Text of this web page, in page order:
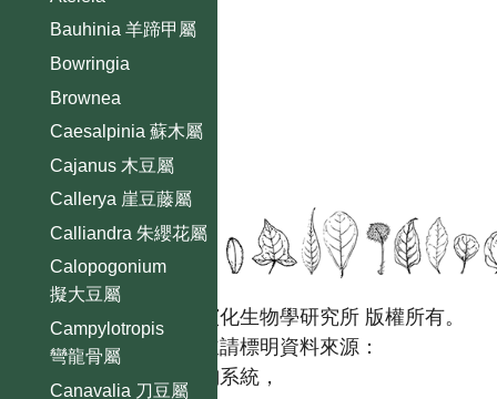
Bauhinia 羊蹄甲屬
Bowringia
Brownea
Caesalpinia 蘇木屬
Cajanus 木豆屬
Callerya 崖豆藤屬
Calliandra 朱纓花屬
Calopogonium
擬大豆屬
Campylotropis
彎龍骨屬
Canavalia 刀豆屬
國立台灣大學生態學與演化生物學研究所 版權所有。
歡迎引用本網站資料，並請標明資料來源：
【台灣植物資訊整合查詢系統，